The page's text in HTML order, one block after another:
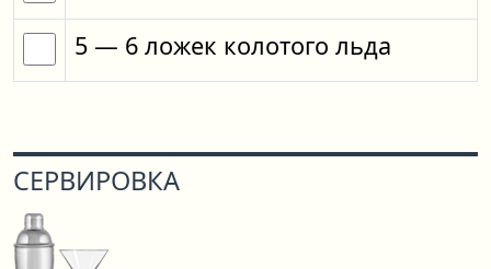
5 — 6 ложек колотого льда
СЕРВИРОВКА